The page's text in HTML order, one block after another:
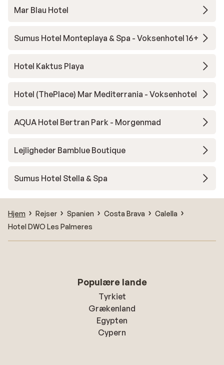
Mar Blau Hotel
Sumus Hotel Monteplaya & Spa - Voksenhotel 16+
Hotel Kaktus Playa
Hotel (ThePlace) Mar Mediterrania - Voksenhotel
AQUA Hotel Bertran Park - Morgenmad
Lejligheder Bamblue Boutique
Sumus Hotel Stella & Spa
Hjem Rejser Spanien Costa Brava
Calella
Hotel DWO Les Palmeres
Populære lande
Tyrkiet
Grækenland
Egypten
Cypern